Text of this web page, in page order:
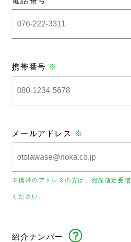
携帯番号 ※
メールアドレス ※
※携帯のアドレスの方は、宛先指定受
ください。
紹介ナンバー